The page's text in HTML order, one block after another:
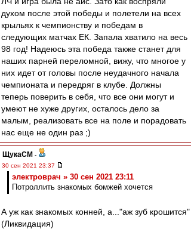
духом после этой победы и полетели на всех
крыльях к чемпионству и победам в
следующих матчах ЕК. Запала хватило на весь
98 год! Надеюсь эта победа также станет для
наших парней переломной, вижу, что многое у
них идет от головы после неудачного начала
чемпионата и передряг в клубе. Должны
теперь поверить в себя, что все они могут и
умеют не хуже других, осталось дело за
малым, реализовать все на поле и порадовать
нас еще не один раз ;)
ЩукаСМ -
30 сен 2021 23:37
электроврач » 30 сен 2021 23:11
Потроллить знакомых бомжей хочется
А уж как знакомых конней, а..."аж зуб крошится"
(Ликвидация)